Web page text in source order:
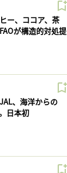
ー、ココア、茶
が構造的対処提
、海洋からの
日本初